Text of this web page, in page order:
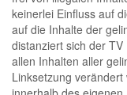
keinerlei Einfluss auf
auf die Inhalte der
distanziert sich der
allen Inhalten aller
Linksetzung